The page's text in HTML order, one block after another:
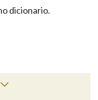
HOMENAXEADAS
DAS PALABRAS
dicionario.